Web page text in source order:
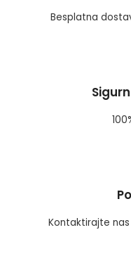
Besplatna
Kontaktirajte